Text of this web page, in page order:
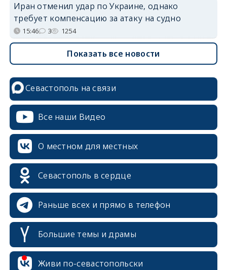
Иран отменил удар по Украине, однако
требует компенсацию за атаку на судно
15:46 3 1254
Показать все новости
Севастополь на связи
Все наши Видео
О местном для местных
Севастополь в сердце
Раньше всех и прямо в телефон
Большие темы и драмы
Живи по-севастопольски
erid: 2SDnjdPjgYS